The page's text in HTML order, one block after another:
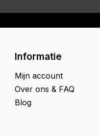
Informatie
Mijn account
Over ons & FAQ
Blog